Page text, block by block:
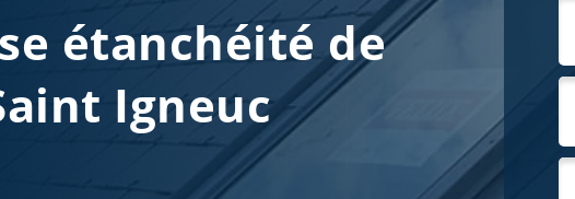
étanchéité de
Igneuc